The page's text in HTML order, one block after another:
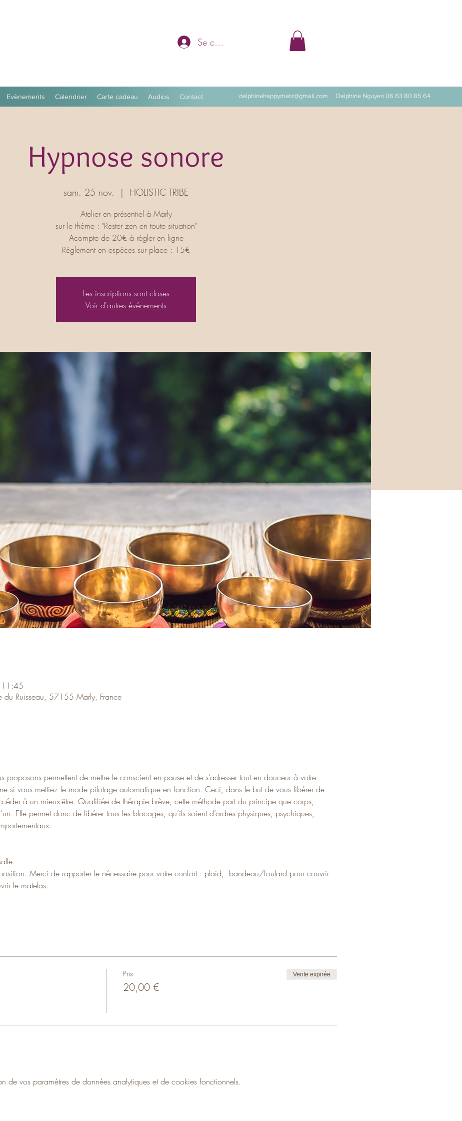
Se connecter
Evènements Calendrier Carte cadeau Audios Contact delphinehappymetz@gmail.com Delphine Nguyen 06 63 80 85 64
Hypnose sonore
sam. 25 nov.
  |
HOLISTIC TRIBE
Atelier en présentiel à Marly
sur le thème : "Rester zen en toute situation"
Acompte de 20€ à régler en ligne
Règlement en espèces sur place : 15€
Les inscriptions sont closes
Voir d'autres événements
du Ruisseau, 57155 Marly, France
proposons permettent de mettre le conscient en pause et de s’adresser tout en douceur à votre
si vous mettiez le mode pilotage automatique en fonction. Ceci, dans le but de vous libérer de
à un mieux-être. Qualifiée de thérapie brève, cette méthode part du principe que corps,
Elle permet donc de libérer tous les blocages, qu’ils soient d’ordres physiques, psychiques,
Merci de rapporter le nécessaire pour votre confort : plaid,  bandeau/foulard pour couvrir
le matelas.
Prix
20,00 €
Vente expirée
de vos paramètres de données analytiques et de cookies fonctionnels.